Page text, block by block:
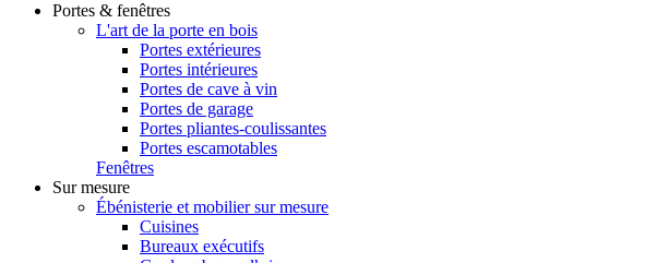
Portes & fenêtres
L'art de la porte en bois
Portes extérieures
Portes intérieures
Portes de cave à vin
Portes de garage
Portes pliantes-coulissantes
Portes escamotables
Fenêtres
Sur mesure
Ébénisterie et mobilier sur mesure
Cuisines
Bureaux exécutifs